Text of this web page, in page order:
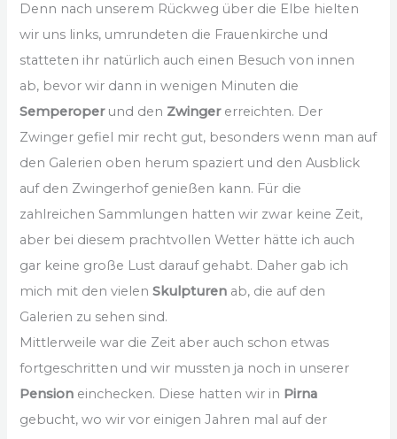
Denn nach unserem Rückweg über die Elbe hielten
wir uns links, umrundeten die Frauenkirche und
statteten ihr natürlich auch einen Besuch von innen
ab, bevor wir dann in wenigen Minuten die
Semperoperund den Zwingererreichten. Der
Zwinger gefiel mir recht gut, besonders wenn man auf
den Galerien oben herum spaziert und den Ausblick
auf den Zwingerhof genießen kann. Für die
zahlreichen Sammlungen hatten wir zwar keine Zeit,
aber bei diesem prachtvollen Wetter hätte ich auch
gar keine große Lust darauf gehabt. Daher gab ich
mich mit den vielenSkulpturen ab, die auf den
Galerien zu sehen sind.
Mittlerweile war die Zeit aber auch schon etwas
fortgeschritten und wir mussten ja noch in unserer
Pension einchecken. Diese hatten wir in Pirna
gebucht, wo wir vor einigen Jahren mal auf der